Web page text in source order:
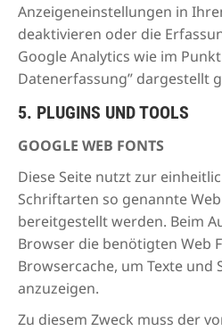
Anzeigeneinstellungen in
deaktivieren oder die
Google Analytics wie im
Datenerfassung” dargestellt
5. PLUGINS UND TOOLS
GOOGLE WEB FONTS
Diese Seite nutzt zur
Schriftarten so genannte
bereitgestellt werden. Beim
Browser die benötigten Web
Browsercache, um Texte
anzuzeigen.
Zu diesem Zweck muss der